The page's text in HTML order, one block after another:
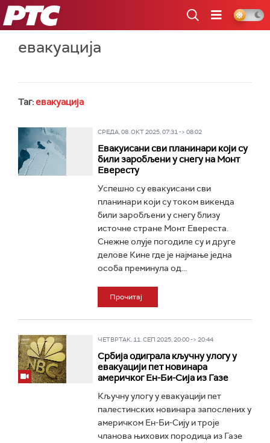
РТС
евакуација
Таг:евакуација
СРЕДА, 08. ОКТ 2025, 07:31 -> 08:02
Евакуисани сви планинари који су
били заробљени у снегу на Монт
Евересту
Успешно су евакуисани сви
планинари који су током викенда
били заробљени у снегу близу
источне стране Монт Евереста.
Снежне олује погодиле су и друге
делове Кине где је најмање једна
особа преминула од...
Прочитај
ЧЕТВРТАК, 11. СЕП 2025, 20:00 -> 20:44
Србија одиграла кључну улогу у
евакуацији пет новинара
америчког Ен-Би-Сија из Газе
Кључну улогу у евакуацији пет
палестинских новинара запослених у
америчком Ен-Би-Сију и троје
чланова њихових породица из Газе